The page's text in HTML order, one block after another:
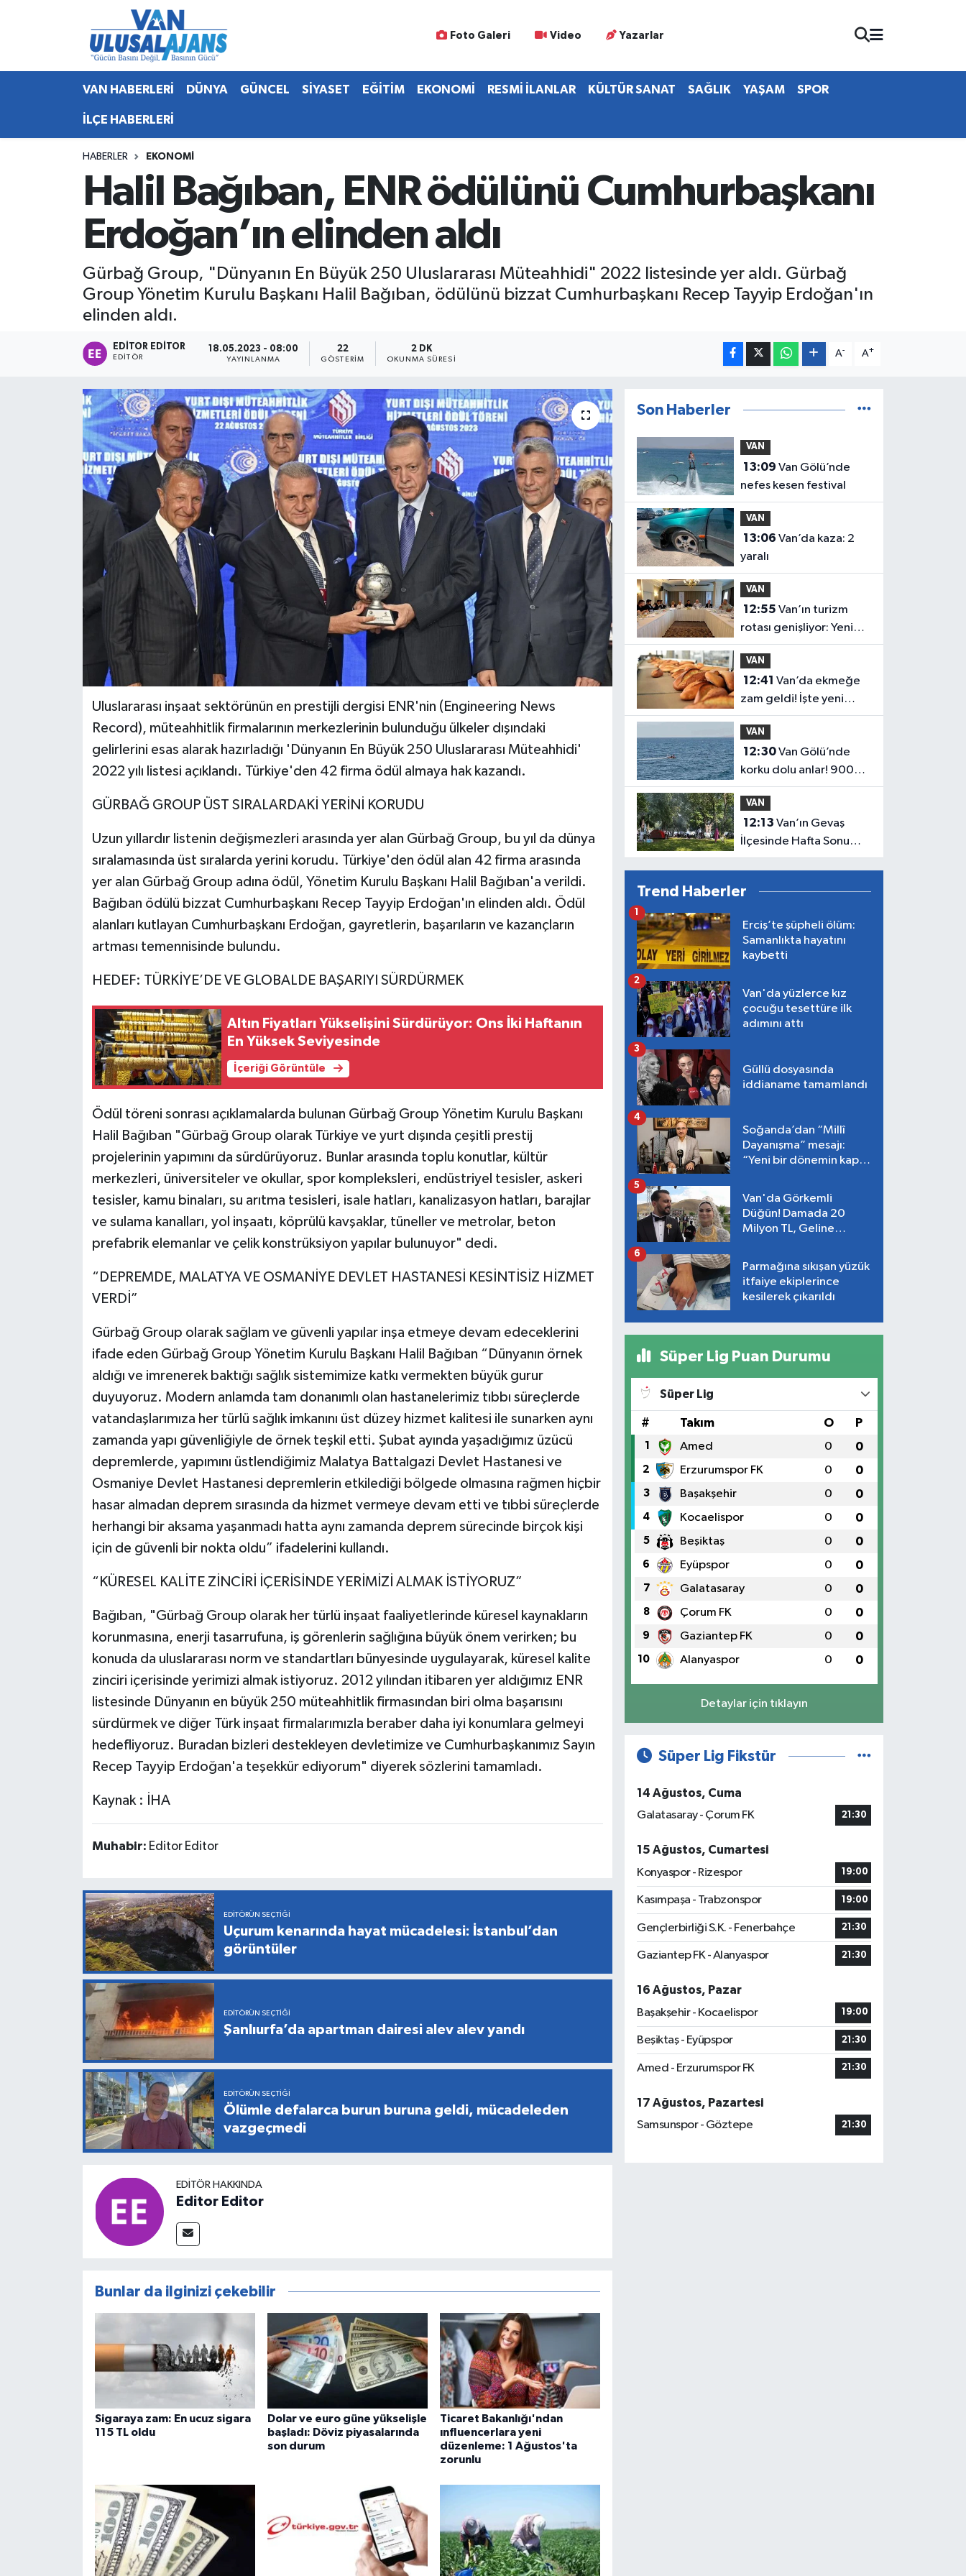
Foto Galeri Video Yazarlar
VAN HABERLERİ DÜNYA GÜNCEL SİYASET EĞİTİM EKONOMİ RESMİ İLANLAR KÜLTÜR SANAT SAĞLIK YAŞAM SPOR
İLÇE HABERLERİ
HABERLER EKONOMİ
Halil Bağıban, ENR ödülünü Cumhurbaşkanı
Erdoğan’ın elinden aldı
Gürbağ Group, "Dünyanın En Büyük 250 Uluslararası Müteahhidi" 2022 listesinde yer aldı. Gürbağ
Group Yönetim Kurulu Başkanı Halil Bağıban, ödülünü bizzat Cumhurbaşkanı Recep Tayyip Erdoğan'ın
elinden aldı.
EDITOR EDITOR
EDITÖR
18.05.2023 - 08:00
YAYINLANMA
22
GÖSTERIM
2 DK
OKUNMA SÜRESI
A- A+
Uluslararası inşaat sektörünün en prestijli dergisi ENR'nin (Engineering News
Record), müteahhitlik firmalarının merkezlerinin bulunduğu ülkeler dışındaki
gelirlerini esas alarak hazırladığı 'Dünyanın En Büyük 250 Uluslararası Müteahhidi'
2022 yılı listesi açıklandı. Türkiye'den 42 firma ödül almaya hak kazandı.
GÜRBAĞ GROUP ÜST SIRALARDAKİ YERİNİ KORUDU
Uzun yıllardır listenin değişmezleri arasında yer alan Gürbağ Group, bu yıl da dünya
sıralamasında üst sıralarda yerini korudu. Türkiye'den ödül alan 42 firma arasında
yer alan Gürbağ Group adına ödül, Yönetim Kurulu Başkanı Halil Bağıban'a verildi.
Bağıban ödülü bizzat Cumhurbaşkanı Recep Tayyip Erdoğan'ın elinden aldı. Ödül
alanları kutlayan Cumhurbaşkanı Erdoğan, gayretlerin, başarıların ve kazançların
artması temennisinde bulundu.
HEDEF: TÜRKİYE’DE VE GLOBALDE BAŞARIYI SÜRDÜRMEK
Altın Fiyatları Yükselişini Sürdürüyor: Ons İki Haftanın
En Yüksek Seviyesinde
İçeriği Görüntüle
Ödül töreni sonrası açıklamalarda bulunan Gürbağ Group Yönetim Kurulu Başkanı
Halil Bağıban "Gürbağ Group olarak Türkiye ve yurt dışında çeşitli prestij
projelerinin yapımını da sürdürüyoruz. Bunlar arasında toplu konutlar, kültür
merkezleri, üniversiteler ve okullar, spor kompleksleri, endüstriyel tesisler, askeri
tesisler, kamu binaları, su arıtma tesisleri, isale hatları, kanalizasyon hatları, barajlar
ve sulama kanalları, yol inşaatı, köprülü kavşaklar, tüneller ve metrolar, beton
prefabrik elemanlar ve çelik konstrüksiyon yapılar bulunuyor" dedi.
“DEPREMDE, MALATYA VE OSMANİYE DEVLET HASTANESİ KESİNTİSİZ HİZMET
VERDİ”
Gürbağ Group olarak sağlam ve güvenli yapılar inşa etmeye devam edeceklerini
ifade eden Gürbağ Group Yönetim Kurulu Başkanı Halil Bağıban “Dünyanın örnek
aldığı ve imrenerek baktığı sağlık sistemimize katkı vermekten büyük gurur
duyuyoruz. Modern anlamda tam donanımlı olan hastanelerimiz tıbbı süreçlerde
vatandaşlarımıza her türlü sağlık imkanını üst düzey hizmet kalitesi ile sunarken aynı
zamanda yapı güvenliğiyle de örnek teşkil etti. Şubat ayında yaşadığımız üzücü
depremlerde, yapımını üstlendiğimiz Malatya Battalgazi Devlet Hastanesi ve
Osmaniye Devlet Hastanesi depremlerin etkilediği bölgede olmasına rağmen hiçbir
hasar almadan deprem sırasında da hizmet vermeye devam etti ve tıbbi süreçlerde
herhangi bir aksama yaşanmadı hatta aynı zamanda deprem sürecinde birçok kişi
için de güvenli bir nokta oldu” ifadelerini kullandı.
“KÜRESEL KALİTE ZİNCİRİ İÇERİSİNDE YERİMİZİ ALMAK İSTİYORUZ”
Bağıban, "Gürbağ Group olarak her türlü inşaat faaliyetlerinde küresel kaynakların
korunmasına, enerji tasarrufuna, iş görenlerin sağlığına büyük önem verirken; bu
konuda da uluslararası norm ve standartları bünyesinde uygulayarak, küresel kalite
zinciri içerisinde yerimizi almak istiyoruz. 2012 yılından itibaren yer aldığımız ENR
listesinde Dünyanın en büyük 250 müteahhitlik firmasından biri olma başarısını
sürdürmek ve diğer Türk inşaat firmalarımızla beraber daha iyi konumlara gelmeyi
hedefliyoruz. Buradan bizleri destekleyen devletimize ve Cumhurbaşkanımız Sayın
Recep Tayyip Erdoğan'a teşekkür ediyorum" diyerek sözlerini tamamladı.
Kaynak : İHA
Muhabir: Editor Editor
EDITÖRÜN SEÇTIĞI
Uçurum kenarında hayat mücadelesi: İstanbul’dan
görüntüler
EDITÖRÜN SEÇTIĞI
Şanlıurfa’da apartman dairesi alev alev yandı
EDITÖRÜN SEÇTIĞI
Ölümle defalarca burun buruna geldi, mücadeleden
vazgeçmedi
EDITÖR HAKKINDA
Editor Editor
Bunlar da ilginizi çekebilir
Sigaraya zam: En ucuz sigara
115 TL oldu
Dolar ve euro güne yükselişle
başladı: Döviz piyasalarında
son durum
Ticaret Bakanlığı'ndan
ınfluencerlara yeni
düzenleme: 1 Ağustos'ta
zorunlu
Son Haberler
VAN
13:09
nefes kesen festival
VAN
13:06
yaralı
VAN
12:55
rotası genişliyor: Yeni
hedef Irak Kürdistan
Bölgesi
VAN
12:41
zam geldi! İşte yeni
fiyatı
VAN
12:30Van Gölü’nde
korku dolu anlar! 900
metre açıkta mahsur
kaldı
VAN
12:13
İlçesinde Hafta Sonu
Yoğunluğu
Trend Haberler
Erciş’te şüpheli ölüm:
Samanlıkta hayatını
kaybetti
1
Van'da yüzlerce kız
çocuğu tesettüre ilk
adımını attı
2
Güllü dosyasında
iddianame tamamlandı
3
Soğanda’dan “Millî
Dayanışma” mesajı:
“Yeni bir dönemin kapısı
4
Van'da Görkemli
Düğün! Damada 20
Milyon TL, Geline
5
Parmağına sıkışan yüzük
itfaiye ekiplerince
kesilerek çıkarıldı
6
Süper Lig Puan Durumu
Süper Lig
# Takım O P
1 Amed 0 0
2 Erzurumspor FK 0 0
3 Başakşehir 0 0
4 Kocaelispor 0 0
5 Beşiktaş 0 0
6 Eyüpspor 0 0
7 Galatasaray 0 0
8 Çorum FK 0 0
9 Gaziantep FK 0 0
10 Alanyaspor 0 0
Detaylar için tıklayın
Süper Lig Fikstür
14 Ağustos, Cuma
Galatasaray - Çorum FK
21:30
15 Ağustos, Cumartesi
Konyaspor - Rizespor
19:00
Kasımpaşa - Trabzonspor 19:00
Gençlerbirliği S.K. - Fenerbahçe 21:30
Gaziantep FK - Alanyaspor 21:30
16 Ağustos, Pazar
Başakşehir - Kocaelispor
19:00
Beşiktaş - Eyüpspor 21:30
Amed - Erzurumspor FK 21:30
17 Ağustos, Pazartesi
Samsunspor - Göztepe
21:30
Van Nöbetçi Eczaneler
Van Hava Durumu
Van Namaz Vakitleri
Süper Lig Puan Durumu ve Fikstür
Tüm Manşetler
Son Dakika Haberleri
Haber Arşivi